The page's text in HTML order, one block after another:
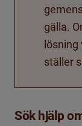
gälla.
ställer
Sök hjälp